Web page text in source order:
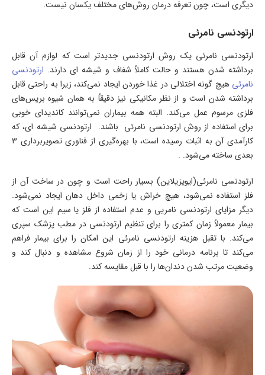
دیگری است، چون تعرفه درمان روش‌های مختلف یکسان نیست.
ارتودنسی نامرئی
ارتودنسی نامرئی یک روش ارتودنسی جدیدتر است که لوازم آن قابل
برداشته شدن هستند و حالت کاملاً شفاف و شیشه ای دارند. ارتودنسی
نامرئی هیچ گونه اختلالی در غذا خوردن ایجاد نمی‌کند، زیرا به راحتی قابل
برداشته شدن است و از نظر مکانیکی نیز دقیقاً به همان شیوه بریس‌های
فلزی مرسوم عمل می‌کند. البته همه بیماران نمی‌توانند کاندیدای خوبی
برای استفاده از روش ارتودنسی نامرئی باشند. ارتودنسی شیشه ای، که
کارآمدی آن به اثبات رسیده است، با بهره‌گیری از فناوری تصویربرداری ۳
بعدی ساخته می‌شود. .
ارتودنسی نامرئی(ایویزیلاین) بسیار راحت است و چون در ساخت آن از
فلز استفاده نمی‌شود، هیچ خراش یا زخمی داخل دهان ایجاد نمی‌شود.
دیگر مزایای ارتودنسی نامریی و عدم استفاده از فلز یا سیم این است که
بیمار معمولاً زمان کمتری را برای تنظیم ارتودنسی در مطب پزشک سپری
می‌کند. با تقبل هزینه ارتودنسی نامرئی این امکان را برای بیمار فراهم
می‌کند تا برنامه درمانی خود را از زمان شروع مشاهده و دنبال کند و
وضعیت مرتب شدن دندان‌ها را با قبل مقایسه کند.